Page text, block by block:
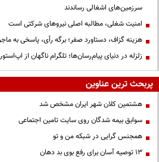
سرزمین‌های اشغالی رساندند
‌امنیت شغلی، مطالبه اصلی نیروهای شرکتی است
هزینه گزاف، دستاورد صفر؛ برگه رأی، پاسخی به
زلزله در دنیای پیام‌رسان‌ها؛ تلگرام ناگهان از
پربحث ترین عناوین
هشتمین کلان شهر ایران مشخص شد
سوابق بیمه شدگان روی سایت تامین اجتماعی
همجنس گرایی در شبکه من و تو
13 توصیه آسان برای رفع بوی بد دهان